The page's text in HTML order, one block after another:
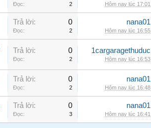
Đọc: 2 Hôm nay lúc 17:01
Trả lời: 0
Đọc: 2
nana01
Hôm nay lúc 16:55
Trả lời: 0
Đọc: 2
1cargaragethuduc
Hôm nay lúc 16:53
Trả lời: 0
Đọc: 2
nana01
Hôm nay lúc 16:48
Trả lời: 0
Đọc: 3
nana01
Hôm nay lúc 16:41